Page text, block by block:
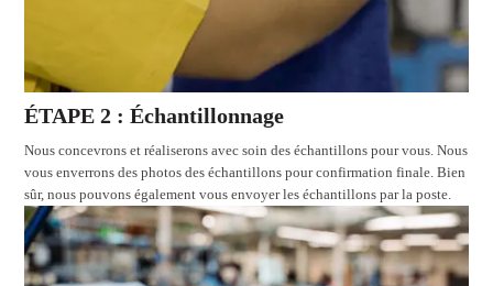
ÉTAPE 2 : Échantillonnage
Nous concevrons et réaliserons avec soin des échantillons pour vous. Nous
vous enverrons des photos des échantillons pour confirmation finale. Bien
sûr, nous pouvons également vous envoyer les échantillons par la poste.